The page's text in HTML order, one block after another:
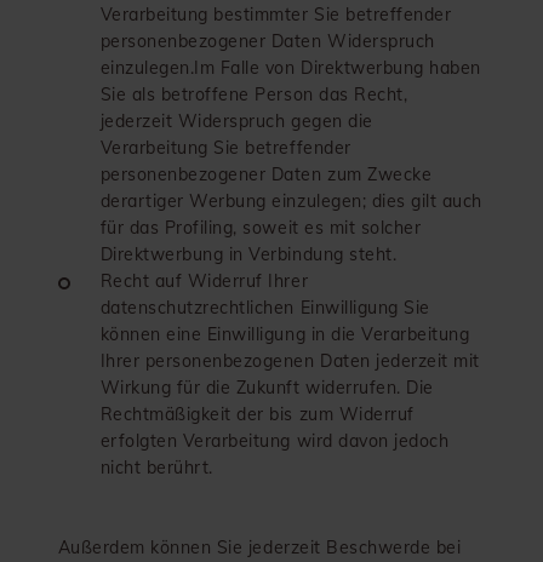
Verarbeitung bestimmter Sie betreffender
personenbezogener Daten Widerspruch
einzulegen.Im Falle von Direktwerbung haben
Sie als betroffene Person das Recht,
jederzeit Widerspruch gegen die
Verarbeitung Sie betreffender
personenbezogener Daten zum Zwecke
derartiger Werbung einzulegen; dies gilt auch
für das Profiling, soweit es mit solcher
Direktwerbung in Verbindung steht.
Recht auf Widerruf Ihrer
datenschutzrechtlichen Einwilligung Sie
können eine Einwilligung in die Verarbeitung
Ihrer personenbezogenen Daten jederzeit mit
Wirkung für die Zukunft widerrufen. Die
Rechtmäßigkeit der bis zum Widerruf
erfolgten Verarbeitung wird davon jedoch
nicht berührt.
Außerdem können Sie jederzeit Beschwerde bei